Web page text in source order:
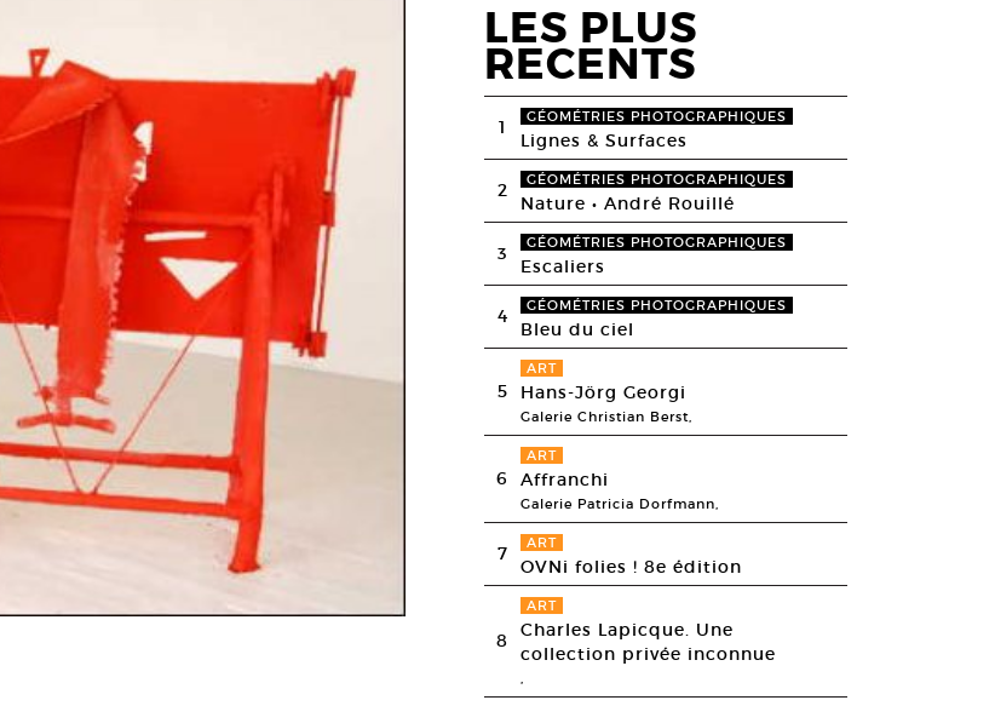
LES PLUS
RECENTS
1 GÉOMÉTRIES PHOTOGRAPHIQUES
Lignes & Surfaces
2 GÉOMÉTRIES PHOTOGRAPHIQUES
Nature • André Rouillé
3 GÉOMÉTRIES PHOTOGRAPHIQUES
Escaliers
4 GÉOMÉTRIES PHOTOGRAPHIQUES
Bleu du ciel
5
ART
Hans-Jörg Georgi
Galerie Christian Berst,
6
ART
Affranchi
Galerie Patricia Dorfmann,
7 ART
OVNi folies ! 8e édition
8
ART
Charles Lapicque. Une
collection privée inconnue
,